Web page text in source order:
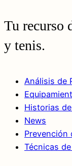
Tu recurso
y tenis.
Análisis de
Historias
News
Prevención
Técnicas